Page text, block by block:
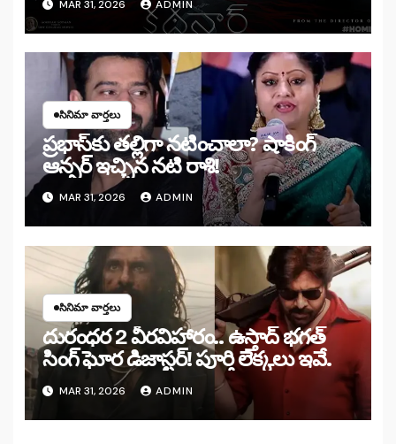
MAR 31, 2026 ADMIN
సినిమా వార్తలు
ప్రభాస్‌కు తల్లిగా నటించాలా? షాకింగ్
ఆన్సర్ ఇచ్చిన నటి రాశి!
MAR 31, 2026 ADMIN
సినిమా వార్తలు
దురంధర 2 వీరవిహారం.. ఉస్తాద్ భగత్
సింగ్ ఘోర డిజాస్టర్! పూర్తి లెక్కలు ఇవే.
MAR 31, 2026 ADMIN